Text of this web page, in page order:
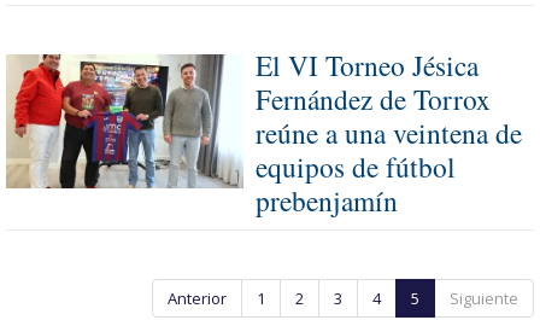
El VI Torneo Jésica
Fernández de Torrox
reúne a una veintena de
equipos de fútbol
prebenjamín
Anterior 1 2 3 4 5 Siguiente